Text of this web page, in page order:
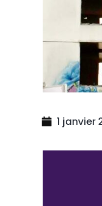
1 janvier